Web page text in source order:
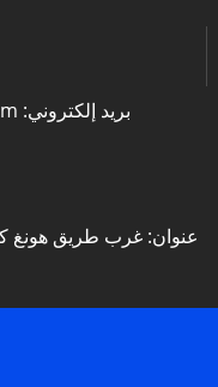
بريد إلكتروني:
عنوان: غرب طريق هونغ